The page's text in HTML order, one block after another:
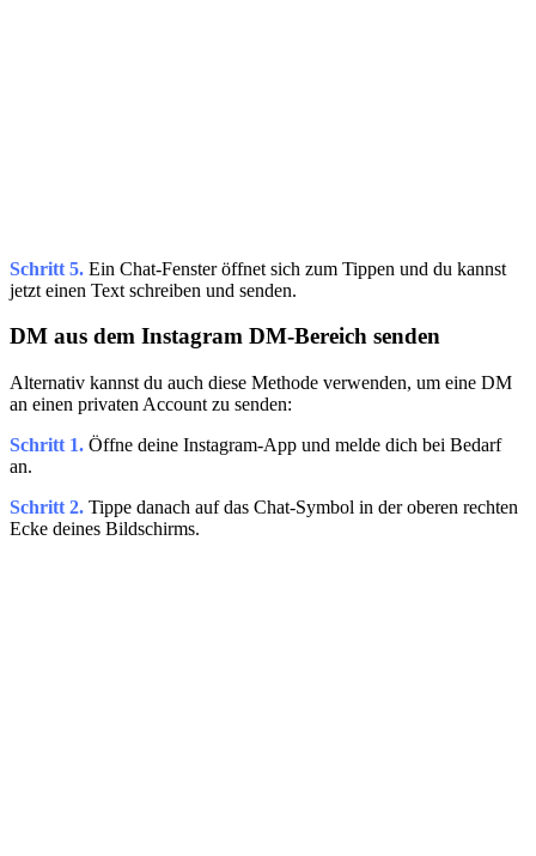
Schritt 5. Ein Chat-Fenster öffnet sich zum Tippen und du kannst
jetzt einen Text schreiben und senden.
DM aus dem Instagram DM-Bereich senden
Alternativ kannst du auch diese Methode verwenden, um eine DM
an einen privaten Account zu senden:
Schritt 1. Öffne deine Instagram-App und melde dich bei Bedarf
an.
Schritt 2. Tippe danach auf das Chat-Symbol in der oberen rechten
Ecke deines Bildschirms.